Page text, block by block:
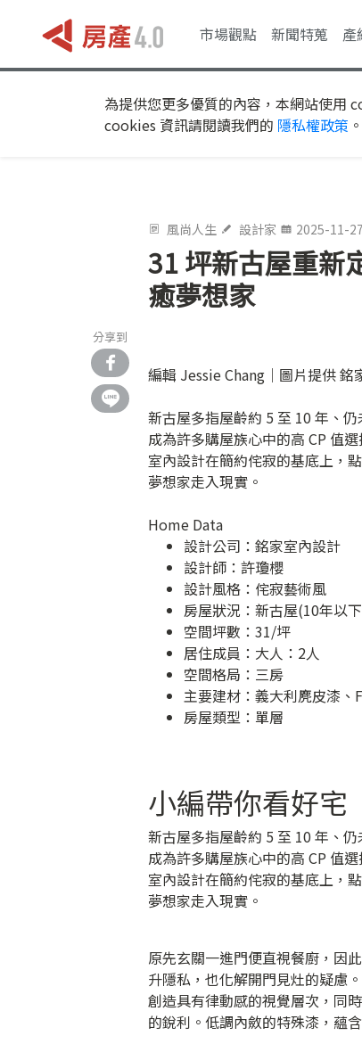
市場觀點 新聞特蒐 產
為提供您更多優質的內容，本網站使用
cookies 資訊請閱讀我們的 隱私權政策 。
風尚人生 設計家 2025-11-
31 坪新古屋重新
癒夢想家
分享到
編輯 Jessie Chang｜圖片提供 銘
新古屋多指屋齡約 5 至 10 年、
成為許多購屋族心中的高 CP 值
室內設計在簡約侘寂的基底上，
夢想家走入現實。
Home Data
設計公司： 銘家室內設計
設計師：許瓊櫻
設計風格：侘寂藝術風
房屋狀況：新古屋(10年以
空間坪數：31/坪
居住成員：大人：2人
空間格局：三房
主要建材：義大利麂皮漆、
房屋類型：單層
小編帶你看好宅
新古屋多指屋齡約 5 至 10 年、
成為許多購屋族心中的高 CP 值
室內設計在簡約侘寂的基底上，
夢想家走入現實。
原先玄關一進門便直視餐廚，因
升隱私，也化解開門見灶的疑慮
創造具有律動感的視覺層次，同
的銳利。低調內斂的特殊漆，蘊